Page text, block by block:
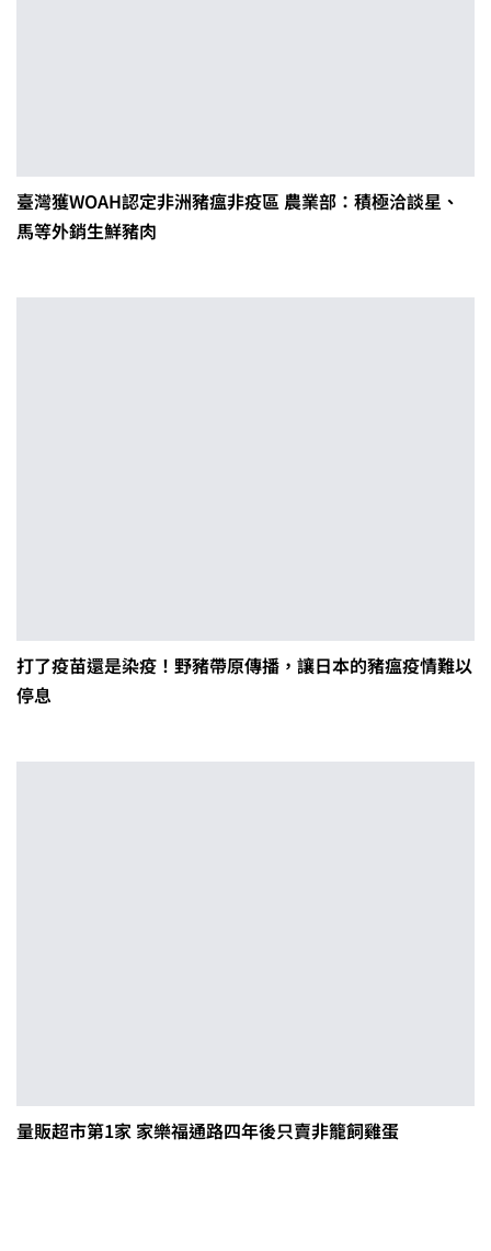
臺灣獲WOAH認定非洲豬瘟非疫區 農業部：積極洽談星、
馬等外銷生鮮豬肉
打了疫苗還是染疫！野豬帶原傳播，讓日本的豬瘟疫情難以
停息
量販超市第1家 家樂福通路四年後只賣非籠飼雞蛋